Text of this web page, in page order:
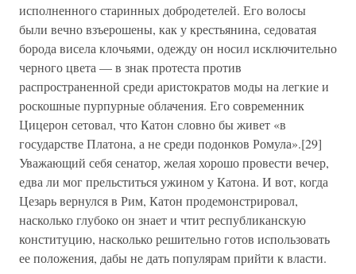
исполненного старинных добродетелей. Его волосы
были вечно взъерошены, как у крестьянина, седоватая
борода висела клочьями, одежду он носил исключительно
черного цвета — в знак протеста против
распространенной среди аристократов моды на легкие и
роскошные пурпурные облачения. Его современник
Цицерон сетовал, что Катон словно бы живет «в
государстве Платона, а не среди подонков Ромула».[29]
Уважающий себя сенатор, желая хорошо провести вечер,
едва ли мог прельститься ужином у Катона. И вот, когда
Цезарь вернулся в Рим, Катон продемонстрировал,
насколько глубоко он знает и чтит республиканскую
конституцию, насколько решительно готов использовать
ее положения, дабы не дать популярам прийти к власти.